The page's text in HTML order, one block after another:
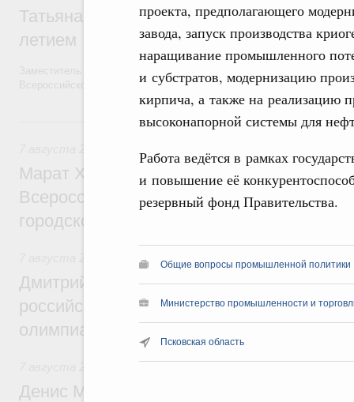
проекта, предполагающего
завода, запуск производства
наращивание промышленного
и субстратов, модернизацию
кирпича, а также на реализацию
высоконапорной системы для
Работа ведётся в рамках
и повышение её
резервный фонд Правительства.
Общие вопросы промышленной политики
Министерство промышленности и
Псковская область
Татьяна Голикова поздравила
летием
Заместитель Председателя Правительства Татьяна Голикова
Всероссийского общественного движения «Волонтёры-медики» с
Вчера
Марат Хуснуллин провёл заседание
Всероссийского конкурса лучших
городской среды
Отрасль информационных технологий
Дмитрий Чернышенко и Сергей Кравцов
российскую сборную с победой на
олимпиаде по искусственному
Денис Мантуров посетил Ярославскую